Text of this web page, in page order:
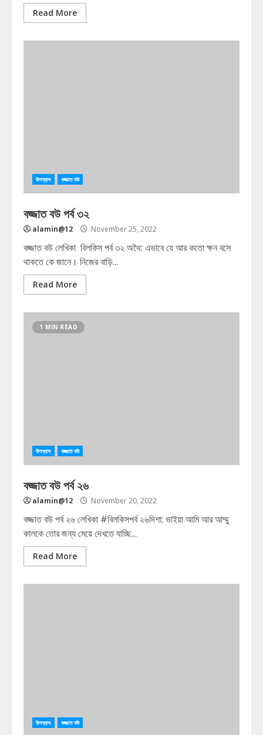
Read More
উপন্যাস বজ্জাত বউ
বজ্জাত বউ পর্ব ৩২
alamin@12 November 25, 2022
বজ্জাত বউ লেখিকা বিলকিস পর্ব ৩২ অথৈ: এভাবে যে আর কতো ক্ষন বসে
থাকতে কে জানে। নিজের বাড়ি...
Read More
1 MIN READ
উপন্যাস বজ্জাত বউ
বজ্জাত বউ পর্ব ২৬
alamin@12 November 20, 2022
বজ্জাত বউ পর্ব ২৬ লেখিকা #বিলকিসপর্ব ২৬দিশা: ভাইয়া আমি আর আম্মু
কালকে তোর জন্য মেয়ে দেখতে যাচ্ছি...
Read More
উপন্যাস বজ্জাত বউ